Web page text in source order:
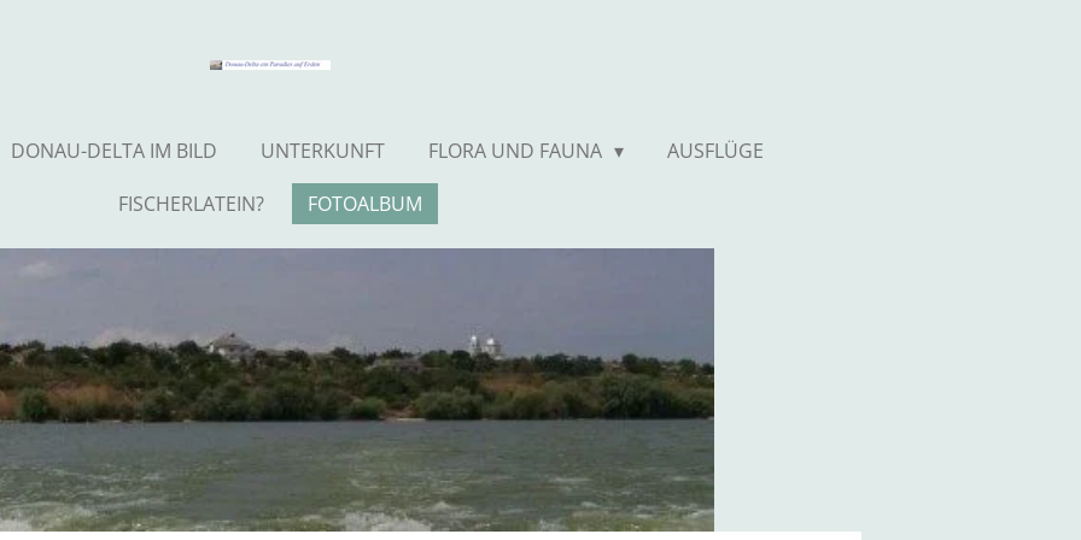
DONAU-DELTA IM BILD UNTERKUNFT FLORA UND FAUNA
AUSFLÜGE
FISCHERLATEIN?
FOTOALBUM